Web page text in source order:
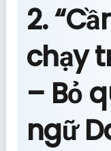
2.
chạy
– Bỏ
ngữ